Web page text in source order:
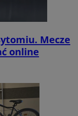
Mecze
online